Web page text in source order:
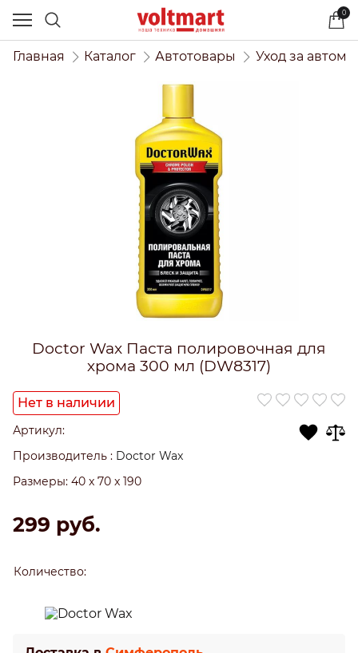
0
Главная Каталог Автотовары Уход за
Doctor Wax Паста полировочная для
хрома 300 мл (DW8317)
Нет в наличии
Артикул:
Производитель : Doctor Wax
Размеры: 40 x 70 x 190
299 руб.
Количество: